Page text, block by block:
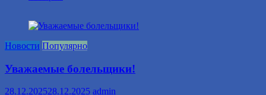
образована
2016
Новости Популярно
Уважаемые болельщики!
28.12.202528.12.2025 admin